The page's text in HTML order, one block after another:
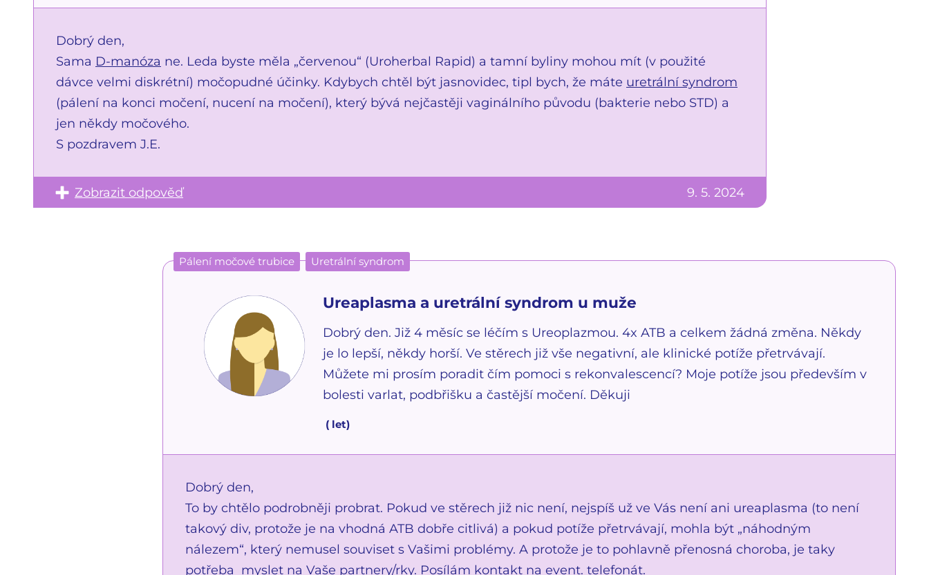
Dobrý den,
Sama D-manóza ne. Leda byste měla „červenou“ (Uroherbal Rapid) a tamní byliny mohou mít (v použité
dávce velmi diskrétní) močopudné účinky. Kdybych chtěl být jasnovidec, tipl bych, že máte uretrální syndrom
(pálení na konci močení, nucení na močení), který bývá nejčastěji vaginálního původu (bakterie nebo STD) a
jen někdy močového.
S pozdravem J.E.
Zobrazit odpověď 9. 5. 2024
Pálení močové trubice Uretrální syndrom
Ureaplasma a uretrální syndrom u muže
Dobrý den. Již 4 měsíc se léčím s Ureoplazmou. 4x ATB a celkem žádná změna. Někdy
je lo lepší, někdy horší. Ve stěrech již vše negativní, ale klinické potíže přetrvávají.
Můžete mi prosím poradit čím pomoci s rekonvalescencí? Moje potíže jsou především v
bolesti varlat, podbřišku a častější močení. Děkuji
( let)
Dobrý den,
To by chtělo podrobněji probrat. Pokud ve stěrech již nic není, nejspíš už ve Vás není ani ureaplasma (to není
takový div, protože je na vhodná ATB dobře citlivá) a pokud potíže přetrvávají, mohla být „náhodným
nálezem“, který nemusel souviset s Vašimi problémy. A protože je to pohlavně přenosná choroba, je taky
potřeba myslet na Vaše partnery/rky. Posílám kontakt na event. telefonát.